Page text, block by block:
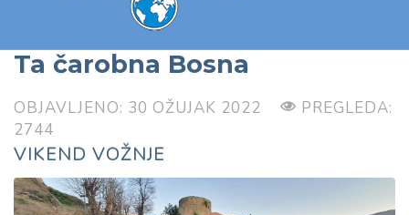
Ta čarobna Bosna
OBJAVLJENO: 30 OŽUJAK 2022
PREGLEDA:
2744
VIKEND VOŽNJE